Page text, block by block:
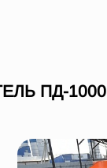
ПД-1000